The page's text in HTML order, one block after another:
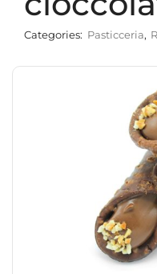
Categories: Pasticceria,